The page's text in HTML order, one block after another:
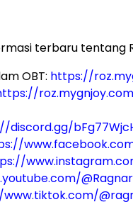
terbaru tentang
OBT: https://
discord.gg/